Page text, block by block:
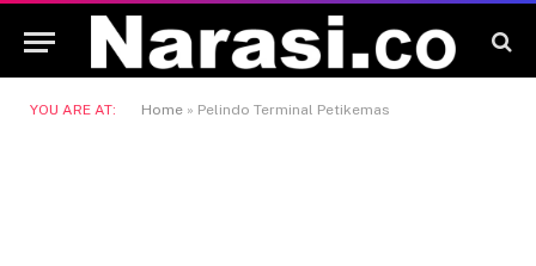
YOU ARE AT: Home » Pelindo Terminal Petikemas